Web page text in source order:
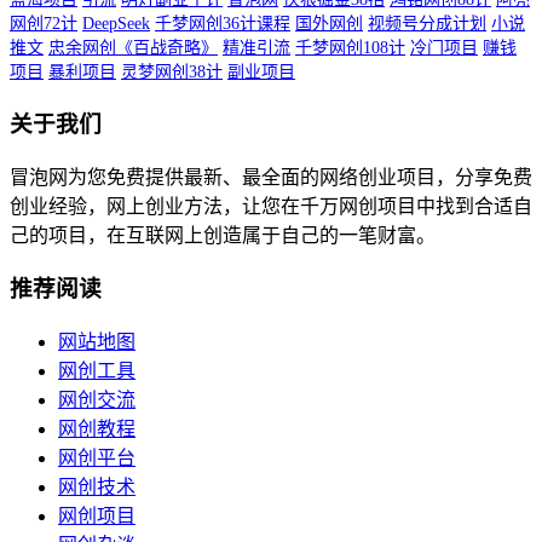
网创72计 DeepSeek 千梦网创36计课程 国外网创 视频号分成计划 小说
推文 忠余网创《百战奇略》 精准引流 千梦网创108计 冷门项目 赚钱
项目 暴利项目 灵梦网创38计 副业项目
关于我们
冒泡网为您免费提供最新、最全面的网络创业项目，分享免费
创业经验，网上创业方法，让您在千万网创项目中找到合适自
己的项目，在互联网上创造属于自己的一笔财富。
推荐阅读
网站地图
网创工具
网创交流
网创教程
网创平台
网创技术
网创项目